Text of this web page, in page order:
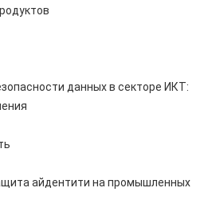
данных в секторе ИКТ:
айдентити на промышленных